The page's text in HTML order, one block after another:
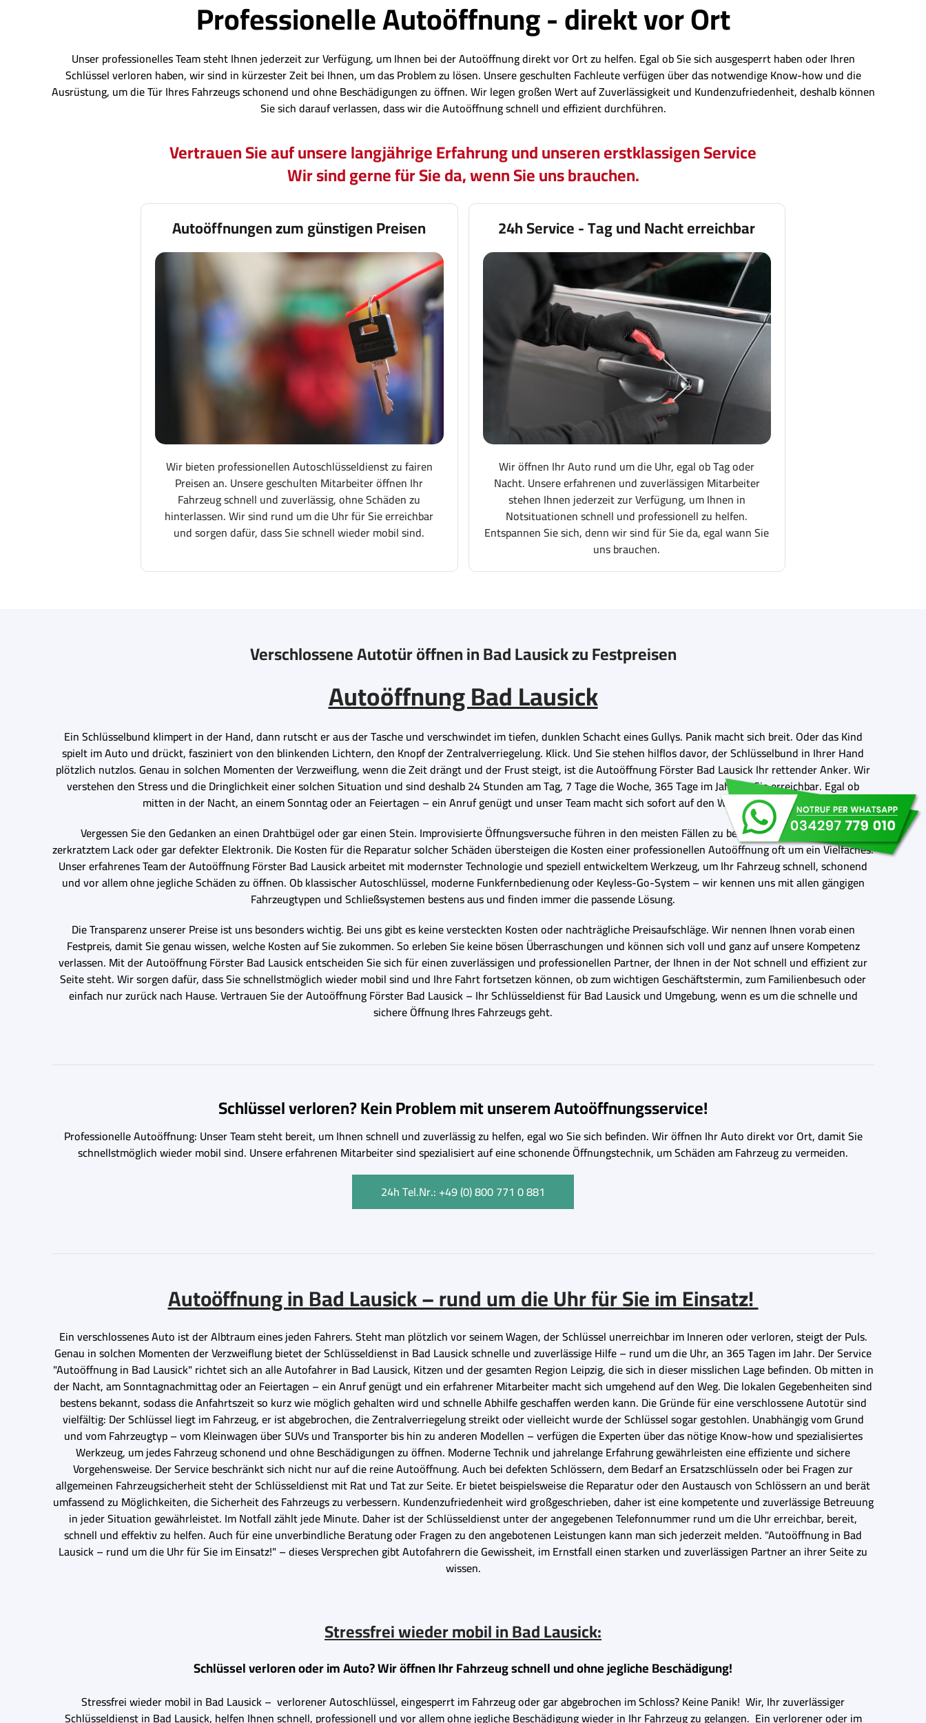
Professionelle Autoöffnung - direkt vor Ort
Unser professionelles Team steht Ihnen jederzeit zur Verfügung, um Ihnen bei der Autoöffnung direkt vor Ort zu helfen. Egal ob Sie sich ausgesperrt haben oder Ihren
Schlüssel verloren haben, wir sind in kürzester Zeit bei Ihnen, um das Problem zu lösen. Unsere geschulten Fachleute verfügen über das notwendige Know-how und die
Ausrüstung, um die Tür Ihres Fahrzeugs schonend und ohne Beschädigungen zu öffnen. Wir legen großen Wert auf Zuverlässigkeit und Kundenzufriedenheit, deshalb können
Sie sich darauf verlassen, dass wir die Autoöffnung schnell und effizient durchführen.
Vertrauen Sie auf unsere langjährige Erfahrung und unseren erstklassigen Service
Wir sind gerne für Sie da, wenn Sie uns brauchen.
Autoöffnungen zum günstigen Preisen
Wir bieten professionellen Autoschlüsseldienst zu fairen
Preisen an. Unsere geschulten Mitarbeiter öffnen Ihr
Fahrzeug schnell und zuverlässig, ohne Schäden zu
hinterlassen. Wir sind rund um die Uhr für Sie erreichbar
und sorgen dafür, dass Sie schnell wieder mobil sind.
24h Service - Tag und Nacht erreichbar
Wir öffnen Ihr Auto rund um die Uhr, egal ob Tag oder
Nacht. Unsere erfahrenen und zuverlässigen Mitarbeiter
stehen Ihnen jederzeit zur Verfügung, um Ihnen in
Notsituationen schnell und professionell zu helfen.
Entspannen Sie sich, denn wir sind für Sie da, egal wann Sie
uns brauchen.
Verschlossene Autotür öffnen in Bad Lausick zu Festpreisen
Autoöffnung Bad Lausick
Ein Schlüsselbund klimpert in der Hand, dann rutscht er aus der Tasche und verschwindet im tiefen, dunklen Schacht eines Gullys. Panik macht sich breit. Oder das Kind
spielt im Auto und drückt, fasziniert von den blinkenden Lichtern, den Knopf der Zentralverriegelung. Klick. Und Sie stehen hilflos davor, der Schlüsselbund in Ihrer Hand
plötzlich nutzlos. Genau in solchen Momenten der Verzweiflung, wenn die Zeit drängt und der Frust steigt, ist die Autoöffnung Förster Bad Lausick Ihr rettender Anker. Wir
verstehen den Stress und die Dringlichkeit einer solchen Situation und sind deshalb 24 Stunden am Tag, 7 Tage die Woche, 365 Tage im Jahr für Sie erreichbar. Egal ob
mitten in der Nacht, an einem Sonntag oder an Feiertagen – ein Anruf genügt und unser Team macht sich sofort auf den Weg zu Ihnen.
Vergessen Sie den Gedanken an einen Drahtbügel oder gar einen Stein. Improvisierte Öffnungsversuche führen in den meisten Fällen zu beschädigten Türrahmen,
zerkratztem Lack oder gar defekter Elektronik. Die Kosten für die Reparatur solcher Schäden übersteigen die Kosten einer professionellen Autoöffnung oft um ein Vielfaches.
Unser erfahrenes Team der Autoöffnung Förster Bad Lausick arbeitet mit modernster Technologie und speziell entwickeltem Werkzeug, um Ihr Fahrzeug schnell, schonend
und vor allem ohne jegliche Schäden zu öffnen. Ob klassischer Autoschlüssel, moderne Funkfernbedienung oder Keyless-Go-System – wir kennen uns mit allen gängigen
Fahrzeugtypen und Schließsystemen bestens aus und finden immer die passende Lösung.
Die Transparenz unserer Preise ist uns besonders wichtig. Bei uns gibt es keine versteckten Kosten oder nachträgliche Preisaufschläge. Wir nennen Ihnen vorab einen
Festpreis, damit Sie genau wissen, welche Kosten auf Sie zukommen. So erleben Sie keine bösen Überraschungen und können sich voll und ganz auf unsere Kompetenz
verlassen. Mit der Autoöffnung Förster Bad Lausick entscheiden Sie sich für einen zuverlässigen und professionellen Partner, der Ihnen in der Not schnell und effizient zur
Seite steht. Wir sorgen dafür, dass Sie schnellstmöglich wieder mobil sind und Ihre Fahrt fortsetzen können, ob zum wichtigen Geschäftstermin, zum Familienbesuch oder
einfach nur zurück nach Hause. Vertrauen Sie der Autoöffnung Förster Bad Lausick – Ihr Schlüsseldienst für Bad Lausick und Umgebung, wenn es um die schnelle und
sichere Öffnung Ihres Fahrzeugs geht.
Schlüssel verloren? Kein Problem mit unserem Autoöffnungsservice!
Professionelle Autoöffnung: Unser Team steht bereit, um Ihnen schnell und zuverlässig zu helfen, egal wo Sie sich befinden. Wir öffnen Ihr Auto direkt vor Ort, damit Sie
schnellstmöglich wieder mobil sind. Unsere erfahrenen Mitarbeiter sind spezialisiert auf eine schonende Öffnungstechnik, um Schäden am Fahrzeug zu vermeiden.
24h Tel.Nr.: +49 (0) 800 771 0 881
Autoöffnung in Bad Lausick – rund um die Uhr für Sie im Einsatz!
Ein verschlossenes Auto ist der Albtraum eines jeden Fahrers. Steht man plötzlich vor seinem Wagen, der Schlüssel unerreichbar im Inneren oder verloren, steigt der Puls.
Genau in solchen Momenten der Verzweiflung bietet der Schlüsseldienst in Bad Lausick schnelle und zuverlässige Hilfe – rund um die Uhr, an 365 Tagen im Jahr. Der Service
"Autoöffnung in Bad Lausick" richtet sich an alle Autofahrer in Bad Lausick, Kitzen und der gesamten Region Leipzig, die sich in dieser misslichen Lage befinden. Ob mitten in
der Nacht, am Sonntagnachmittag oder an Feiertagen – ein Anruf genügt und ein erfahrener Mitarbeiter macht sich umgehend auf den Weg. Die lokalen Gegebenheiten sind
bestens bekannt, sodass die Anfahrtszeit so kurz wie möglich gehalten wird und schnelle Abhilfe geschaffen werden kann. Die Gründe für eine verschlossene Autotür sind
vielfältig: Der Schlüssel liegt im Fahrzeug, er ist abgebrochen, die Zentralverriegelung streikt oder vielleicht wurde der Schlüssel sogar gestohlen. Unabhängig vom Grund
und vom Fahrzeugtyp – vom Kleinwagen über SUVs und Transporter bis hin zu anderen Modellen – verfügen die Experten über das nötige Know-how und spezialisiertes
Werkzeug, um jedes Fahrzeug schonend und ohne Beschädigungen zu öffnen. Moderne Technik und jahrelange Erfahrung gewährleisten eine effiziente und sichere
Vorgehensweise. Der Service beschränkt sich nicht nur auf die reine Autoöffnung. Auch bei defekten Schlössern, dem Bedarf an Ersatzschlüsseln oder bei Fragen zur
allgemeinen Fahrzeugsicherheit steht der Schlüsseldienst mit Rat und Tat zur Seite. Er bietet beispielsweise die Reparatur oder den Austausch von Schlössern an und berät
umfassend zu Möglichkeiten, die Sicherheit des Fahrzeugs zu verbessern. Kundenzufriedenheit wird großgeschrieben, daher ist eine kompetente und zuverlässige Betreuung
in jeder Situation gewährleistet. Im Notfall zählt jede Minute. Daher ist der Schlüsseldienst unter der angegebenen Telefonnummer rund um die Uhr erreichbar, bereit,
schnell und effektiv zu helfen. Auch für eine unverbindliche Beratung oder Fragen zu den angebotenen Leistungen kann man sich jederzeit melden. "Autoöffnung in Bad
Lausick – rund um die Uhr für Sie im Einsatz!" – dieses Versprechen gibt Autofahrern die Gewissheit, im Ernstfall einen starken und zuverlässigen Partner an ihrer Seite zu
wissen.
Stressfrei wieder mobil in Bad Lausick:
Schlüssel verloren oder im Auto? Wir öffnen Ihr Fahrzeug schnell und ohne jegliche Beschädigung!
Stressfrei wieder mobil in Bad Lausick – verlorener Autoschlüssel, eingesperrt im Fahrzeug oder gar abgebrochen im Schloss? Keine Panik! Wir, Ihr zuverlässiger
Schlüsseldienst in Bad Lausick, helfen Ihnen schnell, professionell und vor allem ohne jegliche Beschädigung wieder in Ihr Fahrzeug zu gelangen. Ein verlorener oder im